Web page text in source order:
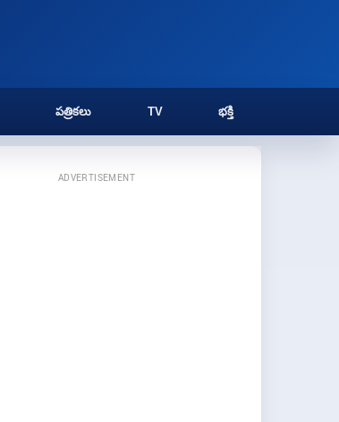
పత్రికలు TV భక్తి
ADVERTISEMENT